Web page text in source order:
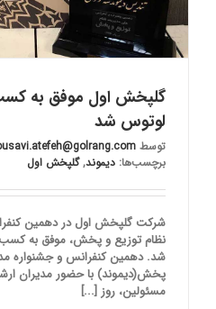
گلپخش اول موفق به
لوتوس شد
توسط
برچسب‌ها: دیموند,گلپخش اول
شرکت گلپخش اول در دهمین
نظام توزیع و پخش، موفق به
شد. دهمین کنفرانس و جشنواره
پخش(دیموند) با حضور مدیران
مسئولین، روز [...]